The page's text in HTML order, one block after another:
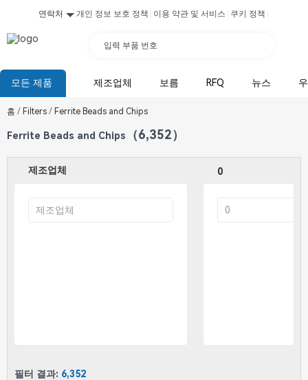
연락처 개인 정보 보호 정책 이용 약관 및 서비스 쿠키 정책
입력 부품 번호
모든 제품 제조업체 보름 RFQ 뉴스
홈 / Filters / Ferrite Beads and Chips
Ferrite Beads and Chips （6,352）
제조업체 0
필터 결과: 6,352